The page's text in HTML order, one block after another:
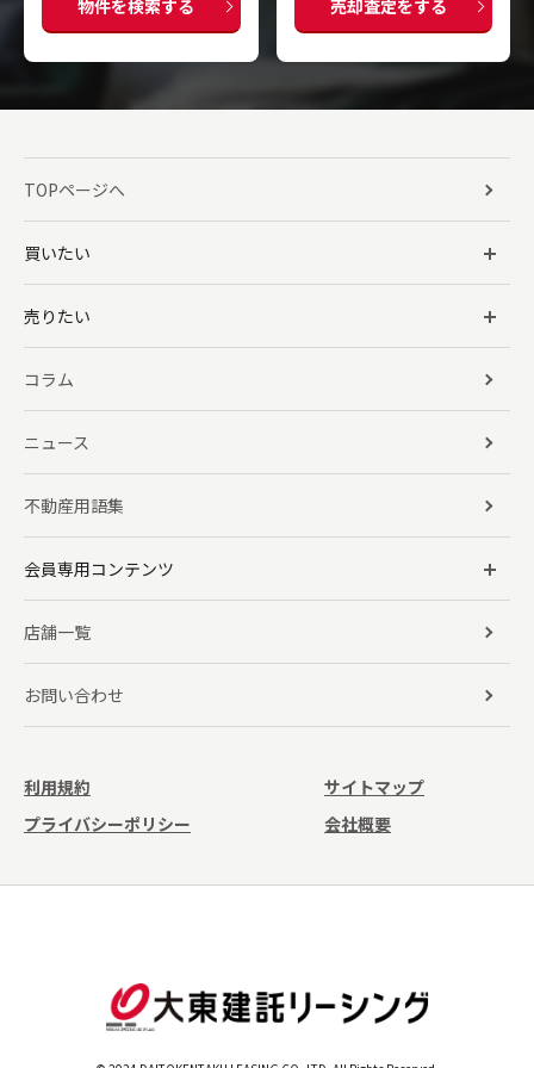
物件を検索する 売却査定をする
TOPページへ
買いたい
売りたい
コラム
ニュース
不動産用語集
会員専用コンテンツ
店舗一覧
お問い合わせ
利用規約
サイトマップ
プライバシーポリシー
会社概要